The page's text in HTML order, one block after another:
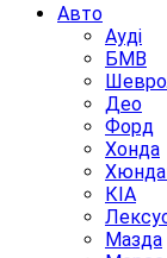
Авто
Ауді
БМВ
Део
Форд
Хонда
КІА
Мазда